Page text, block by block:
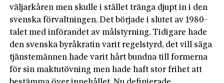
väljarkåren men skulle i stället tränga djupt in i den
svenska förvaltningen. Det började i slutet av 1980-
talet med införandet av målstyrning. Tidigare hade
den svenska byråkratin varit regelstyrd, det vill säga
tjänstemännen hade varit hårt bundna till formerna
för sin maktutövning men hade haft stor frihet att